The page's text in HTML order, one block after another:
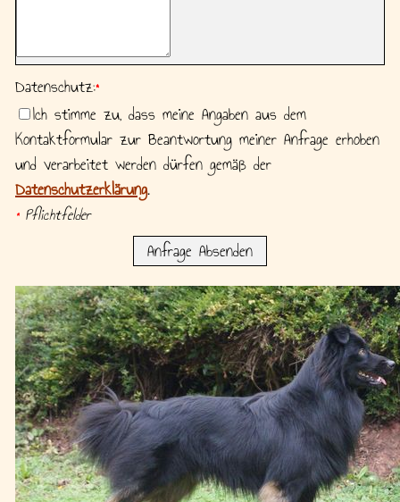
Datenschutz:*
Ich stimme zu, dass meine Angaben aus dem
Kontaktformular zur Beantwortung meiner Anfrage erhoben
und verarbeitet werden dürfen gemäß der
Datenschutzerklärung.
*Pflichtfelder
Anfrage Absenden